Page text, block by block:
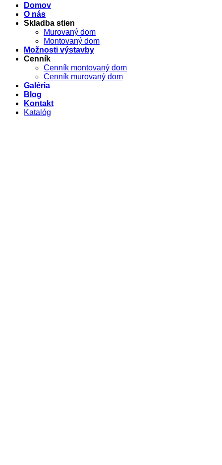
Domov
O nás
Skladba stien
Murovaný dom
Montovaný dom
Možnosti výstavby
Cenník
Cenník montovaný dom
Cenník murovaný dom
Galéria
Blog
Kontakt
Katalóg